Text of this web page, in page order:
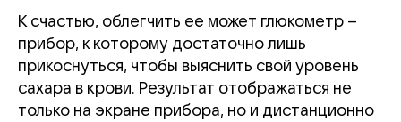
К счастью, облегчить ее может глюкометр –
прибор, к которому достаточно лишь
прикоснуться, чтобы выяснить свой уровень
сахара в крови. Результат отображаться не
только на экране прибора, но и дистанционно